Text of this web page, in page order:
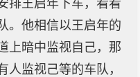
排王启年下车，看看
。他相信以王启年的
上暗中监视自己，那
人监视己等的车队，